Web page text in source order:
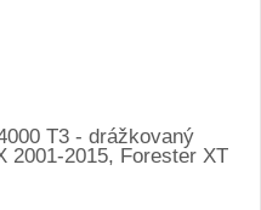
T3 - drážkovaný
2001-2015, Forester XT